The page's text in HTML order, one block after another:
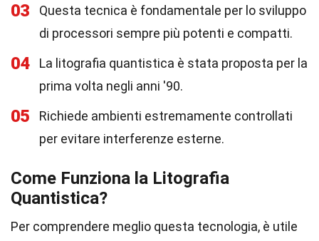
03
Questa tecnica è fondamentale per lo sviluppo
di processori sempre più potenti e compatti.
04
La litografia quantistica è stata proposta per la
prima volta negli anni '90.
05
Richiede ambienti estremamente controllati
per evitare interferenze esterne.
Come Funziona la Litografia
Quantistica?
Per comprendere meglio questa tecnologia, è utile